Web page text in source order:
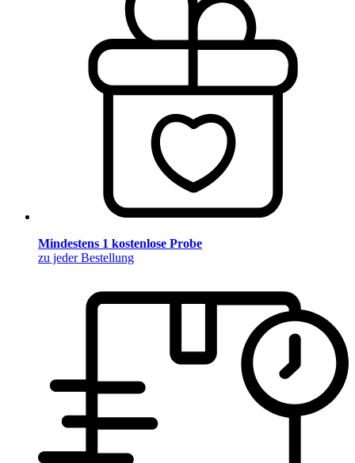
Mindestens 1 kostenlose Probe
zu jeder Bestellung